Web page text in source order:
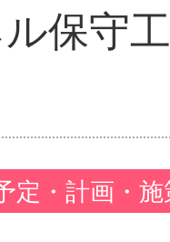
保守
定・計画・